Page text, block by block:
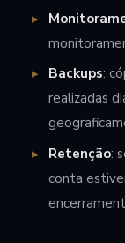
Backups:
realizadas
Retenção:
conta